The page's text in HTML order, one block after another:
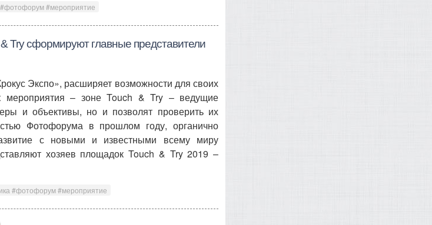
#фотофорум #мероприятие
Try сформируют главные представители
Экспо», расширяет возможности для своих
мероприятия – зоне Touch & Try – ведущие
и объективы, но и позволят проверить их
Фотофорума в прошлом году, органично
с новыми и известными всему миру
хозяев площадок Touch & Try 2019 –
#фотофорум #мероприятие